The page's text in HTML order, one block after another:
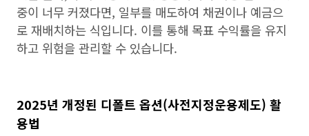
중이 너무 커졌다면, 일부를 매도하여 채권이나 예금으
로 재배치하는 식입니다. 이를 통해 목표 수익률을 유지
하고 위험을 관리할 수 있습니다.
2025년 개정된 디폴트 옵션(사전지정운용제도) 활
용법